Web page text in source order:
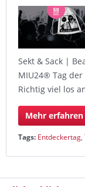
Sekt & Sack |
MIU24® Tag
Richtig viel los
Mehr erfahren
Tags: Entdeckertag,